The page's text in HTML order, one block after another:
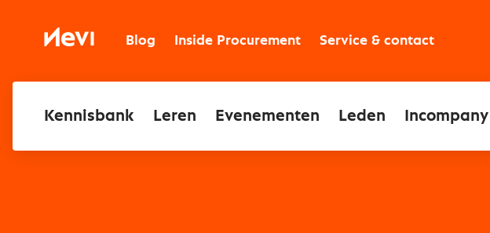
inhoudNevi Blog Inside Procurement Service & contact
Kennisbank Leren Evenementen Leden Incompany